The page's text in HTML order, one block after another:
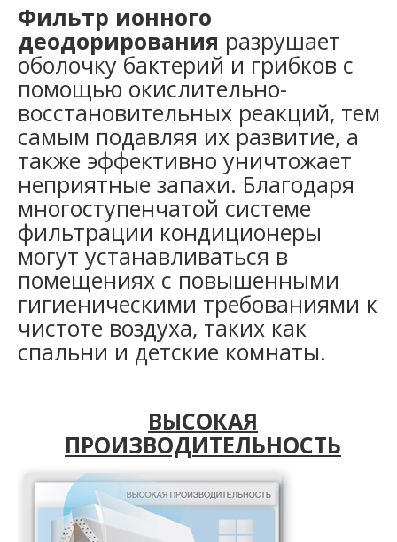
Фильтр ионного
деодорирования разрушает
оболочку бактерий и грибков с
помощью окислительно-
восстановительных реакций, тем
самым подавляя их развитие, а
также эффективно уничтожает
неприятные запахи. Благодаря
многоступенчатой системе
фильтрации кондиционеры
могут устанавливаться в
помещениях с повышенными
гигиеническими требованиями к
чистоте воздуха, таких как
спальни и детские комнаты.
ВЫСОКАЯ
ПРОИЗВОДИТЕЛЬНОСТЬ